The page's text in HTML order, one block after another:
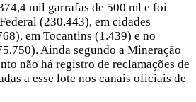
mil garrafas de 500 ml e foi
(230.443), em cidades
em Tocantins (1.439) e no
Ainda segundo a Mineração
não há registro de reclamações de
a esse lote nos canais oficiais de